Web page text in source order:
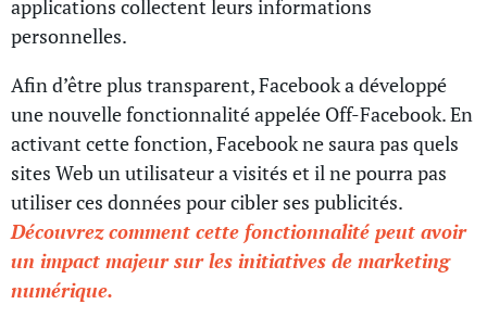
applications collectent leurs informations
personnelles.
Afin d’être plus transparent, Facebook a développé
une nouvelle fonctionnalité appelée Off-Facebook. En
activant cette fonction, Facebook ne saura pas quels
sites Web un utilisateur a visités et il ne pourra pas
utiliser ces données pour cibler ses publicités.
Découvrez comment cette fonctionnalité peut avoir
un impact majeur sur les initiatives de marketing
numérique.